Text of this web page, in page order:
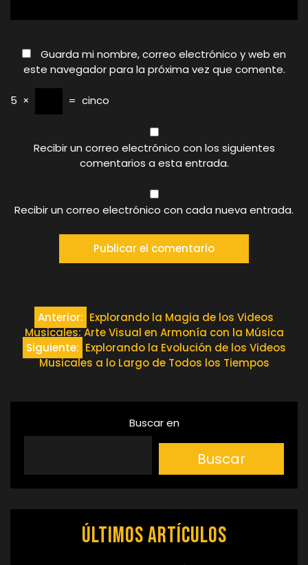
Guarda mi nombre, correo electrónico y web en
este navegador para la próxima vez que comente.
5 × = cinco
Recibir un correo electrónico con los siguientes
comentarios a esta entrada.
Recibir un correo electrónico con cada nueva entrada.
Navegación
de
entradas
Anterior: Explorando la Magia de los Videos
Musicales: Arte Visual en Armonía con la Música
Siguiente: Explorando la Evolución de los Videos
Musicales a lo Largo de Todos los Tiempos
Buscar en
Buscar
Últimos artículos